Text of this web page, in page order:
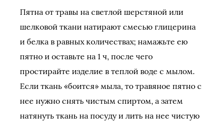
Пятна от травы на светлой шерстяной или
шелковой ткани натирают смесью глицерина
и белка в равных количествах; намажьте ею
пятно и оставьте на 1 ч, после чего
простирайте изделие в теплой воде с мылом.
Если ткань «бо­ится» мыла, то травяное пятно с
нее нужно снять чистым спиртом, а затем
натянуть ткань на посуду и лить на нее чистую